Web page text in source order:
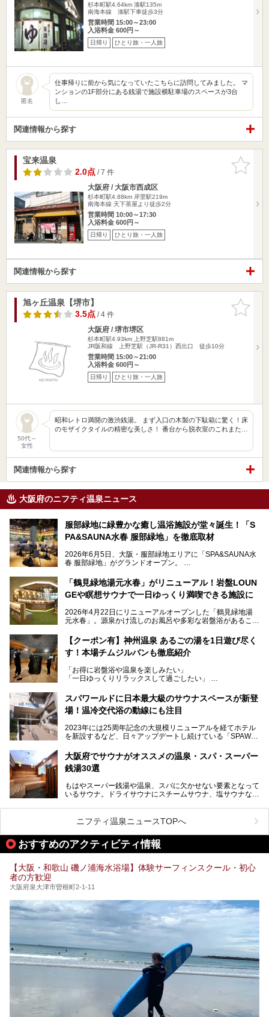
杉本町駅4.64km 湊駅135m
南海本線 湊駅下車徒歩3分
営業時間 15:00～23:00
入浴料金 600円～
日帰り ひとり旅・一人旅
匿名
仕事帰りに前から気になっていたこちらに訪問してみました。 マ
ンションの1F部分にある銭湯で施設横駐車場のスペースが3台
し…
関連情報から探す
お気に入
りに追加
宝来温泉
2.0点/ 7 件
大阪府 / 大阪市西成区
杉本町駅4.88km 岸里駅219m
南海本線 天下茶屋より徒歩2分
営業時間 10:00～17:30
入浴料金 600円～
日帰り ひとり旅・一人旅
関連情報から探す
お気に入
りに追加
旭ヶ丘温泉【堺市】
3.5点/ 4 件
大阪府 / 堺市堺区
杉本町駅4.93km
上野芝駅881m
JR阪和線 上野芝駅（JR-R31）西出口 徒歩10分
営業時間 15:00～21:00
入浴料金 600円～
日帰り ひとり旅・一人旅
50代～
女性
昭和レトロ満開の激渋銭湯。 まず入口の木製の下駄箱に驚く！床
のモザイクタイルの精密な美しさ！ 番台から脱衣室のこれまた…
関連情報から探す
大阪府のニフティ温泉ニュース
服部緑地に緑豊かな癒し温浴施設が堂々誕生！「S
PA&SAUNA水春 服部緑地」を徹底取材
2026年6月5日、大阪・服部緑地エリアに「SPA&SAUNA水
春 服部緑地」がグランドオープン。
当初の計画から約5年の時を経て誕生した本施設は、温泉・
サウナ・岩盤浴・フィットネス・ラウンジ・レストランなど
を融合した、これまでの“水春”のイメージをさらに進化させ
今回はオープン前の内覧会に参加し、館内のこだわりポイン
サウナー注目の3種のサウナや160cmの深水風呂、没入感の
高い岩盤浴エリア、日本最大の台数を誇る最新AIフィットネ
スマシンなど、見どころ満載の館内を詳しくご紹介します。
「鶴見緑地湯元水春」がリニューアル！岩盤LOUN
GEや瞑想サウナで一日ゆっくり満喫できる施設に
2026年4月22日にリニューアルオープンした「鶴見緑地湯
元水春」。源泉かけ流しのお風呂や多彩な岩盤浴があること
に“一日中くつろげる場所”としてパワーアップしています。
今回のリニューアルでは、新たに登場した瞑想サウナをはじ
見どころが盛りだくさん。日常の疲れを癒やしたい方はもち
ろん、休日にゆったり過ごしたい方にもぴったりの内容とな
本記事では、そんなリニューアル後の注目ポイントを詳しく
紹介します。これから「鶴見緑地湯元水春」に訪れる方や、
い。
【クーポン有】神州温泉 あるごの湯を1日遊び尽く
す！本場チムジルバンも徹底紹介
「お得に岩盤浴や温泉を楽しみたい」
「一日ゆっくりリラックスして過ごしたい」
利用できる「神州温泉 あるごの湯」です。
あるごの湯は、大阪府豊中市にある日帰り温浴施設で、阪急
チムジルバン（岩盤浴）を中心に、発汗・リラックス・漫画
タイムまで満喫できる長時間滞在型の施設なので、一日中ゆ
る迫力ある熱波パフォーマンスも毎日行われており、“とと
のう”体験をしっかり楽しめるのもポイントです。
ケやボウリングといった遊び場もあり、友人同士やカップル
で“遊び+癒し”の一日を過ごすのにもぴったり。
処にいたるまで魅力をたっぷり堪能してきたので、その全容
スパワールドに日本最大級のサウナスペースが新登
場！温冷交代浴の動線にも注目
2023年には25周年記念の大規模リニューアルを経てホテル
を新設するなど、日々アップデートし続けている「SPAWO
そんなスパワールドが2025年11月15日（土）に、新たな浴
室や日本最大級140人収容の大規模サウナを携えてリニュー
アルオープン！浴室である4F・6Fそれぞれにリニューアル
大規模リニューアルの全容を確認すべく、リニューアルプレ
オープンイベントに行ってきました！今回はそのリニューア
大阪府でサウナがオススメの温泉・スパ・スーパー
銭湯30選
もはやスーパー銭湯や温泉、スパに欠かせない要素となって
いるサウナ。ドライサウナにスチームサウナ、塩サウナな
ペース、ロウリュウなど、心ゆくまで楽しむためのサービス
が充実した施設も多くみられます。
今回はそんなサウナにこだわった、大阪府内のオススメ温
泉・銭湯・スパを30件紹介したいと思います！
ニフティ温泉ニュースTOPへ
おすすめのアクティビティ情報
【大阪・和歌山 磯ノ浦海水浴場】体験サーフィンスクール・初心
者の方歓迎
大阪府泉大津市曽根町2-1-11